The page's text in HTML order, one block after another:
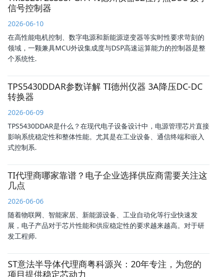
信号控制器
2026-06-10
在高性能电机控制、数字电源和新能源逆变器等实时性要求苛刻的
领域，一颗兼具MCU外设集成度与DSP高速运算能力的控制器是整
个系统性.
TPS5430DDAR参数详解 TI德州仪器 3A降压DC-DC
转换器
2026-06-09
TPS5430DDAR是什么？在现代电子设备设计中，电源管理芯片直接
影响系统稳定性和整体性能。尤其是在工业设备、通信终端和嵌入
式控制系.
TI代理商哪家靠谱？电子企业选择供应商需要关注这
几点
2026-06-06
随着物联网、智能家居、新能源设备、工业自动化等行业快速发
展，电子产品对于芯片性能和供应稳定性的要求越来越高。对于研
发工程师.
ST意法半导体代理商粤科源兴：20年专注，为您的
项目提供稳定芯动力